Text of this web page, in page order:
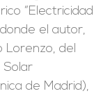
“Electricidad
el autor,
Lorenzo, del
Solar
de Madrid),